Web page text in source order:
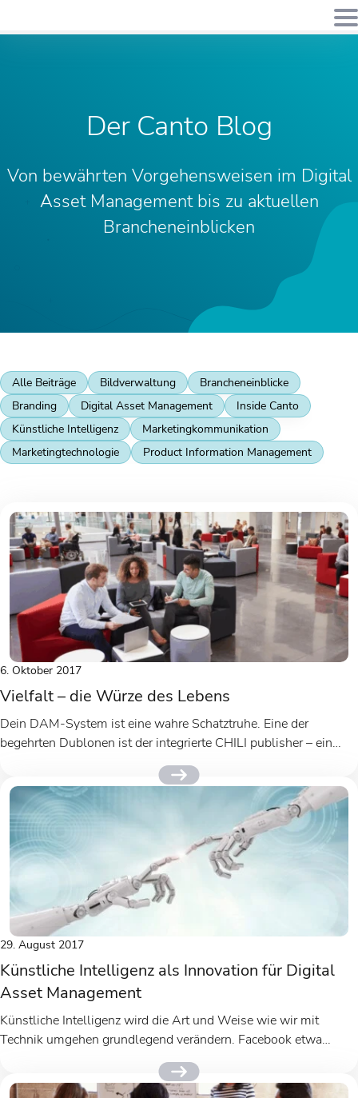
Der Canto Blog
Von bewährten Vorgehensweisen im Digital
Asset Management bis zu aktuellen
Brancheneinblicken
Alle Beiträge Bildverwaltung
Brancheneinblicke
Branding
Digital Asset Management
Inside Canto
Künstliche Intelligenz
Marketingkommunikation
Marketingtechnologie
Product Information Management
6. Oktober 2017
Vielfalt – die Würze des Lebens
Dein DAM-System ist eine wahre Schatztruhe. Eine der
begehrten Dublonen ist der integrierte CHILI publisher – ein
Online-Dokumenteneditor, mit dem...
29. August 2017
Künstliche Intelligenz als Innovation für Digital
Asset Management
Künstliche Intelligenz wird die Art und Weise wie wir mit
Technik umgehen grundlegend verändern. Facebook etwa
verkündete bereits, künftig über...